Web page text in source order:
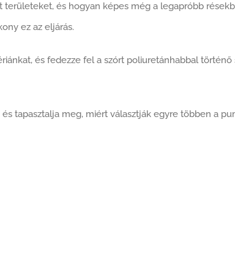
területeket, és hogyan képes még a legapróbb
ez az eljárás.
és fedezze fel a szórt poliuretánhabbal
és tapasztalja meg, miért választják egyre többen a